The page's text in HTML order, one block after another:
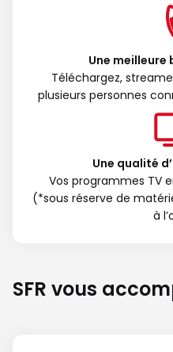
Une
Téléchargez,
plusieurs personnes
Une qualité
Vos programmes TV
(*sous réserve de
à
SFR vous